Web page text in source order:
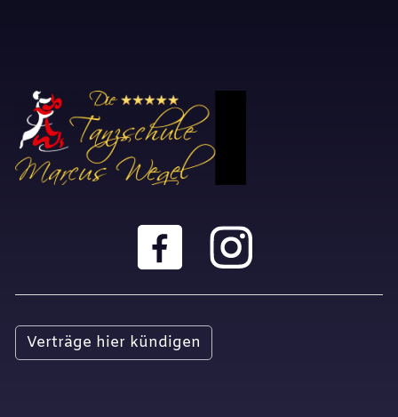
Verträge hier kündigen